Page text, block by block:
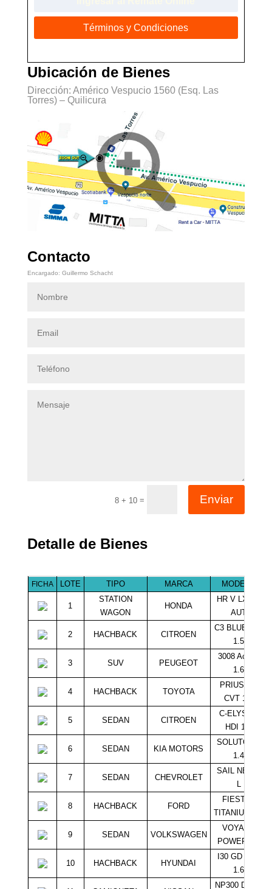
Términos y Condiciones
Ubicación de Bienes
Dirección: Américo Vespucio 1560 (Esq. Las
Torres) – Quilicura
Contacto
Encargado: Guillermo Schacht
8 + 10 = Enviar
Detalle de Bienes
FICHA LOTE TIPO MARCA MODELO
1
STATION
WAGON
HONDA
HR V LX 1.8
AUT
2 HACHBACK CITROEN
C3 BLUE HDI
1.5
3 SUV PEUGEOT
3008 Active
1.6
4 HACHBACK TOYOTA
PRIUS HB
CVT 1.5
5 SEDAN CITROEN
C-ELYSÉE
HDI 1.6
6 SEDAN KIA MOTORS
SOLUTO LX
1.4
7 SEDAN CHEVROLET
SAIL NB 1.5
L
8 HACHBACK FORD
FIESTAS
TITANIUM 1.6
9 SEDAN VOLKSWAGEN
VOYAGE
POWER 1.6
10 HACHBACK HYUNDAI
I30 GD GLS
1.6
NP300 DCAB